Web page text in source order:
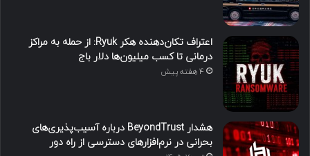
اعتراف تکان‌دهنده هکر Ryuk: از حمله به مراکز
درمانی تا کسب میلیون‌ها دلار باج
4 هفته پیش
هشدار BeyondTrust درباره آسیب‌پذیری‌های
بحرانی در نرم‌افزارهای دسترسی از راه دور